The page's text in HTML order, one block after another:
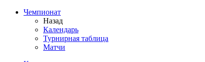
Чемпионат
Назад
Календарь
Турнирная таблица
Матчи